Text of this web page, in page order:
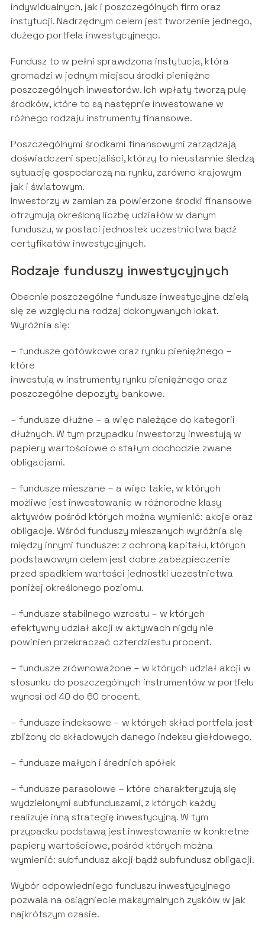
indywidualnych, jak i poszczególnych firm oraz
instytucji. Nadrzędnym celem jest tworzenie jednego,
dużego portfela inwestycyjnego.
Fundusz to w pełni sprawdzona instytucja, która
gromadzi w jednym miejscu środki pieniężne
poszczególnych inwestorów. Ich wpłaty tworzą pulę
środków, które to są następnie inwestowane w
różnego rodzaju instrumenty finansowe.
Poszczególnymi środkami finansowymi zarządzają
doświadczeni specjaliści, którzy to nieustannie śledzą
sytuację gospodarczą na rynku, zarówno krajowym
jak i światowym.
Inwestorzy w zamian za powierzone środki finansowe
otrzymują określoną liczbę udziałów w danym
funduszu, w postaci jednostek uczestnictwa bądź
certyfikatów inwestycyjnych.
Rodzaje funduszy inwestycyjnych
Obecnie poszczególne fundusze inwestycyjne dzielą
się ze względu na rodzaj dokonywanych lokat.
Wyróżnia się:
– fundusze gotówkowe oraz rynku pieniężnego –
które
inwestują w instrumenty rynku pieniężnego oraz
poszczególne depozyty bankowe.
– fundusze dłużne – a więc należące do kategorii
dłużnych. W tym przypadku inwestorzy inwestują w
papiery wartościowe o stałym dochodzie zwane
obligacjami.
– fundusze mieszane – a więc takie, w których
możliwe jest inwestowanie w różnorodne klasy
aktywów pośród których można wymienić: akcje oraz
obligacje. Wśród funduszy mieszanych wyróżnia się
między innymi fundusze: z ochroną kapitału, których
podstawowym celem jest dobre zabezpieczenie
przed spadkiem wartości jednostki uczestnictwa
poniżej określonego poziomu.
– fundusze stabilnego wzrostu – w których
efektywny udział akcji w aktywach nigdy nie
powinien przekraczać czterdziestu procent.
– fundusze zrównoważone – w których udział akcji w
stosunku do poszczególnych instrumentów w portfelu
wynosi od 40 do 60 procent.
– fundusze indeksowe – w których skład portfela jest
zbliżony do składowych danego indeksu giełdowego.
– fundusze małych i średnich spółek
– fundusze parasolowe – które charakteryzują się
wydzielonymi subfunduszami, z których każdy
realizuje inną strategię inwestycyjną. W tym
przypadku podstawą jest inwestowanie w konkretne
papiery wartościowe, pośród których można
wymienić: subfundusz akcji bądź subfundusz obligacji.
Wybór odpowiedniego funduszu inwestycyjnego
pozwala na osiągniecie maksymalnych zysków w jak
najkrótszym czasie.